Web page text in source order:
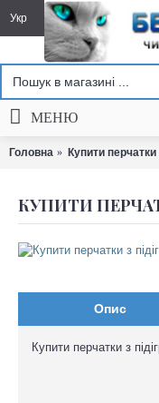
Укр
МЕНЮ
Головна Купити перчатки
КУПИТИ
Опис
Купити перчатки з